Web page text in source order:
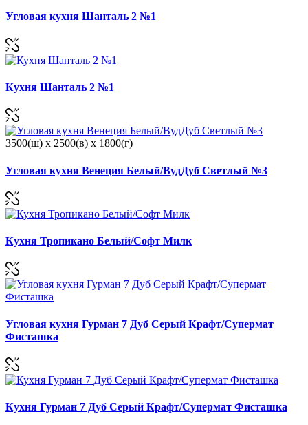
Угловая кухня Шанталь 2 №1
Кухня Шанталь 2 №1
3500(ш) x 2500(в) x 1800(г)
Угловая кухня Венеция Белый/ВудДуб Светлый №3
Кухня Тропикано Белый/Софт Милк
Угловая кухня Гурман 7 Дуб Серый Крафт/Супермат
Фисташка
Кухня Гурман 7 Дуб Серый Крафт/Супермат Фисташка